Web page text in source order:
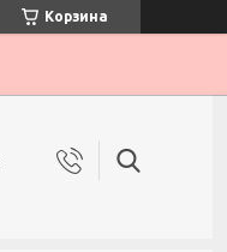
Корзина